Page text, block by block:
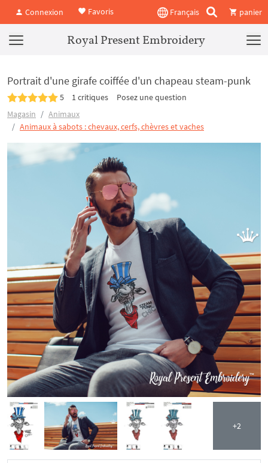
Connexion Favoris Français panier
Royal Present Embroidery
Portrait d'une girafe coiffée d'un chapeau steam-punk
5 1 critiques
Posez une question
Magasin
Animaux
Animaux à sabots : chevaux, cerfs, chèvres et vaches
+2